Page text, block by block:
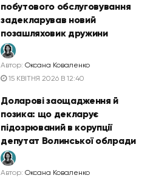
побутового обслуговування
задекларував новий
позашляховик дружини
Автор: Оксана Коваленко
15 КВІТНЯ 2026 В 12:40
Доларові заощадження й
позика: що декларує
підозрюваний в корупції
депутат Волинської облради
Автор: Оксана Коваленко